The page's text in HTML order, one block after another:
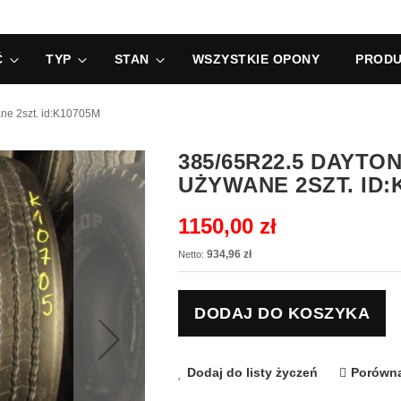
TYP STAN WSZYSTKIE OPONY
2szt. id:K10705M
385/65R22.5
UŻYWANE 2SZT.
1150,00 zł
934,96 zł
DODAJ DO KOSZYKA
Dodaj do listy życzeń